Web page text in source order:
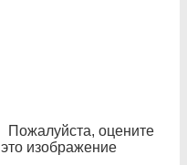
Пожалуйста, оцените
это изображение